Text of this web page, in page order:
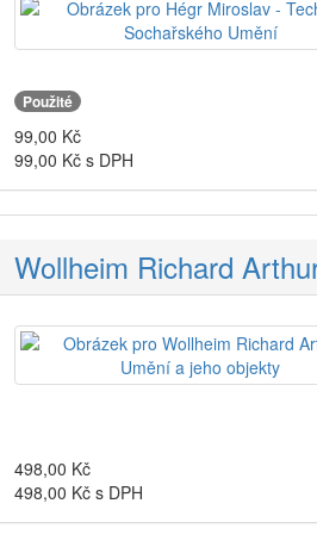
Použité
99,00 Kč
99,00 Kč s DPH
Wollheim Richard
498,00 Kč
498,00 Kč s DPH